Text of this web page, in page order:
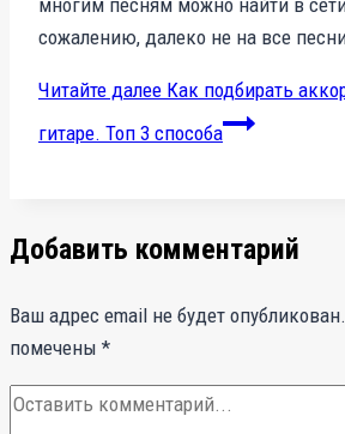
многим песням можно найти в
сожалению, далеко не на все
Читайте далее Как подбирать
гитаре. Топ 3 способа
Добавить комментарий
Ваш адрес email не будет опубликован.
помечены *